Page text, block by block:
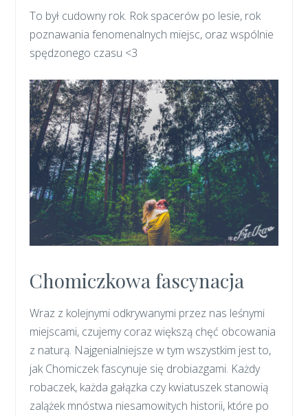
To był cudowny rok. Rok spacerów po lesie, rok
poznawania fenomenalnych miejsc, oraz wspólnie
spędzonego czasu <3
Chomiczkowa fascynacja
Wraz z kolejnymi odkrywanymi przez nas leśnymi
miejscami, czujemy coraz większą chęć obcowania
z naturą. Najgenialniejsze w tym wszystkim jest to,
jak Chomiczek fascynuje się drobiazgami. Każdy
robaczek, każda gałązka czy kwiatuszek stanowią
zalążek mnóstwa niesamowitych historii, które po